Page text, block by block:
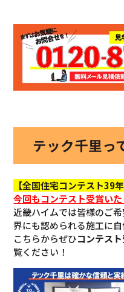
テック千里っ
【全国住宅コンテスト39
今回もコンテスト受賞いた
近畿ハイムでは皆様のご
界にも認められる施工に自
こちらからぜひコンテス
覧ください！